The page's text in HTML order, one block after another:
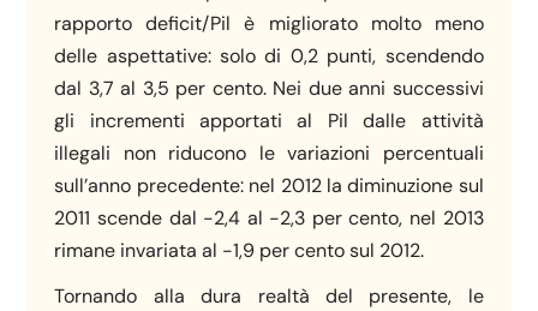
rapporto deficit/Pil è migliorato molto meno
delle aspettative: solo di 0,2 punti, scendendo
dal 3,7 al 3,5 per cento. Nei due anni successivi
gli incrementi apportati al Pil dalle attività
illegali non riducono le variazioni percentuali
sull’anno precedente: nel 2012 la diminuzione sul
2011 scende dal -2,4 al -2,3 per cento, nel 2013
rimane invariata al -1,9 per cento sul 2012.
Tornando alla dura realtà del presente, le